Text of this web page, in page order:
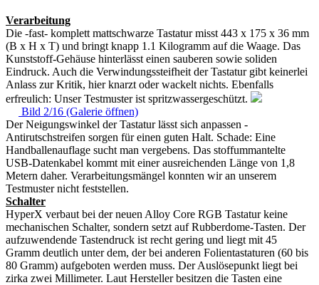
Verarbeitung
Die -fast- komplett mattschwarze Tastatur misst 443 x 175 x 36 mm
(B x H x T) und bringt knapp 1.1 Kilogramm auf die Waage. Das
Kunststoff-Gehäuse hinterlässt einen sauberen sowie soliden
Eindruck. Auch die Verwindungssteifheit der Tastatur gibt keinerlei
Anlass zur Kritik, hier knarzt oder wackelt nichts. Ebenfalls
erfreulich: Unser Testmuster ist spritzwassergeschützt.
Bild 2/16 (Galerie öffnen)
Der Neigungswinkel der Tastatur lässt sich anpassen -
Antirutschstreifen sorgen für einen guten Halt. Schade: Eine
Handballenauflage sucht man vergebens. Das stoffummantelte
USB-Datenkabel kommt mit einer ausreichenden Länge von 1,8
Metern daher. Verarbeitungsmängel konnten wir an unserem
Testmuster nicht feststellen.
Schalter
HyperX verbaut bei der neuen Alloy Core RGB Tastatur keine
mechanischen Schalter, sondern setzt auf Rubberdome-Tasten. Der
aufzuwendende Tastendruck ist recht gering und liegt mit 45
Gramm deutlich unter dem, der bei anderen Folientastaturen (60 bis
80 Gramm) aufgeboten werden muss. Der Auslösepunkt liegt bei
zirka zwei Millimeter. Laut Hersteller besitzen die Tasten eine